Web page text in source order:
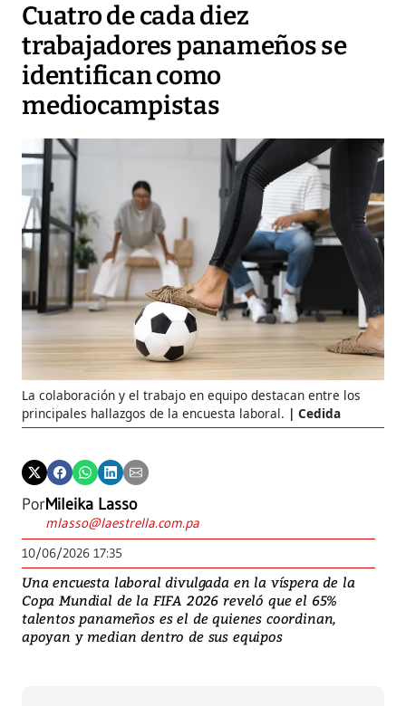
Cuatro de cada diez
trabajadores panameños se
identifican como
mediocampistas
La colaboración y el trabajo en equipo destacan entre los
principales hallazgos de la encuesta laboral.
Cedida
PorMileika Lasso
mlasso@laestrella.com.pa
10/06/2026 17:35
Una encuesta laboral divulgada en la víspera de la
Copa Mundial de la FIFA 2026 reveló que el 65%
talentos panameños es el de quienes coordinan,
apoyan y median dentro de sus equipos